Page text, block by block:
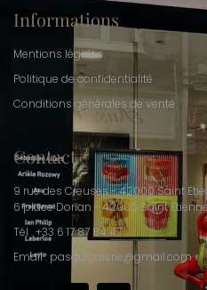
Informations
Mentions légales
Politique de confidentialité
Conditions générales de vente
Contact
9 rue des Creuses - 42000 Saint
6 place Dorian - 42000 Saint
Tél . +33 6 17 87 84 47
Email : pasquigalerie@gmail.com